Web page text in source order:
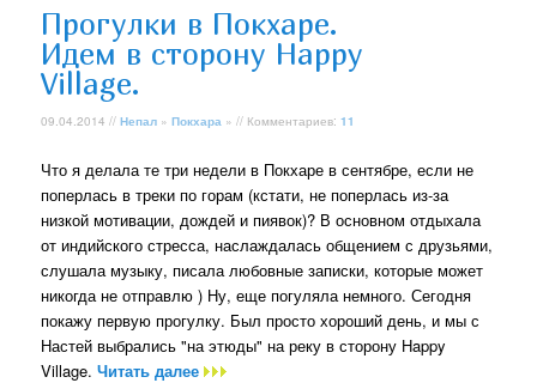
Прогулки в Покхаре.
Идем в сторону Happy
Village.
09.04.2014 //Непал »Покхара » // Комментариев:11
Что я делала те три недели в Покхаре в сентябре, если не
поперлась в треки по горам (кстати, не поперлась из-за
низкой мотивации, дождей и пиявок)? В основном отдыхала
от индийского стресса, наслаждалась общением с друзьями,
слушала музыку, писала любовные записки, которые может
никогда не отправлю ) Ну, еще погуляла немного. Сегодня
покажу первую прогулку. Был просто хороший день, и мы с
Настей выбрались "на этюды" на реку в сторону Happy
Village.Читать далее